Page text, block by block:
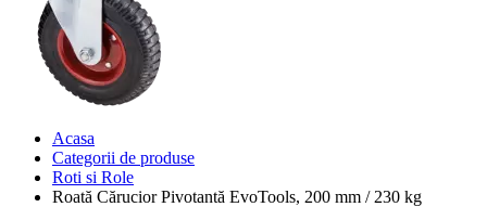
Acasa
Categorii de produse
Roti si Role
Roată Cărucior Pivotantă EvoTools, 200 mm / 230 kg